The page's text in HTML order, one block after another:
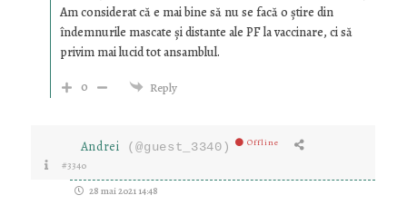
Am considerat că e mai bine să nu se facă o știre din
îndemnurile mascate și distante ale PF la vaccinare, ci să
privim mai lucid tot ansamblul.
0
Reply
Andrei (@guest_3340) Offline
#3340
28 mai 2021 14:48